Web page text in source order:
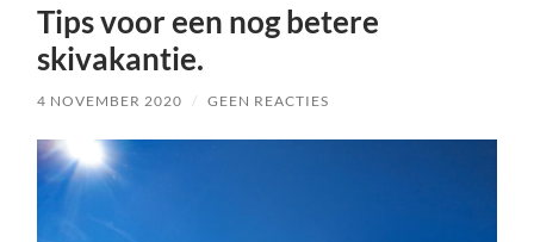
Tips voor een nog betere
skivakantie.
4 NOVEMBER 2020 / GEEN REACTIES